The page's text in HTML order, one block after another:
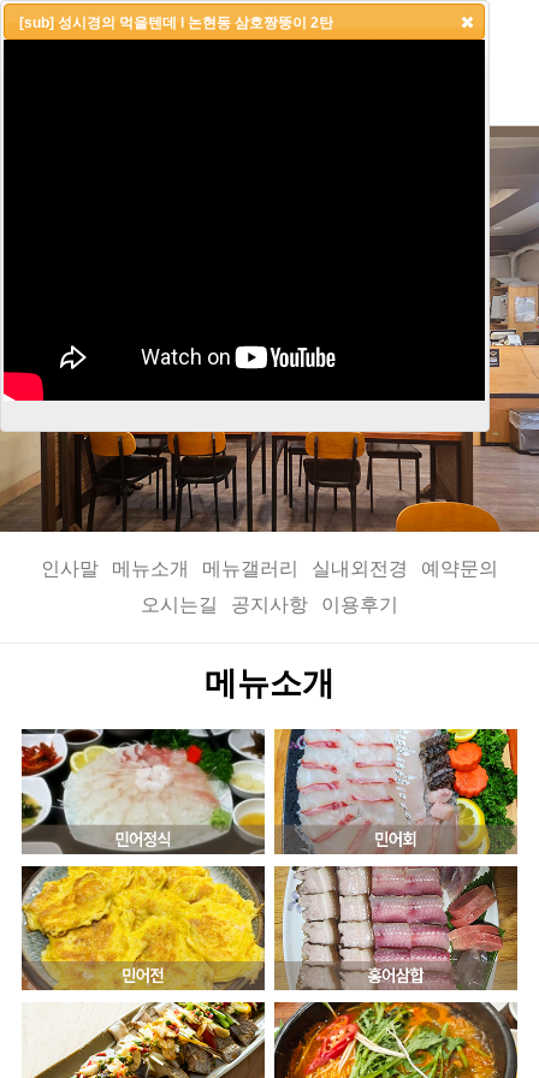
인사말 메뉴소개 메뉴갤러리 실내외전경
예약문의
오시는길
공지사항 이용후기
메뉴소개
[sub] 성시경의 먹을텐데 l 논현동 삼호짱뚱이 2탄